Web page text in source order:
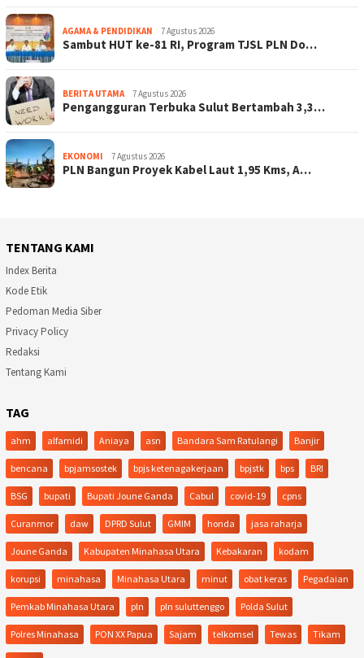
AGAMA & PENDIDIKAN 7 Agustus 2026
Sambut HUT ke-81 RI, Program TJSL PLN Do…
BERITA UTAMA 7 Agustus 2026
Pengangguran Terbuka Sulut Bertambah 3,3…
EKONOMI 7 Agustus 2026
PLN Bangun Proyek Kabel Laut 1,95 Kms, A…
TENTANG KAMI
Index Berita
Kode Etik
Pedoman Media Siber
Privacy Policy
Redaksi
Tentang Kami
TAG
ahm alfamidi Aniaya asn Bandara Sam Ratulangi Banjir
bencana bpjamsostek bpjs ketenagakerjaan bpjstk bps BRI
BSG bupati Bupati Joune Ganda Cabul covid-19 cpns
Curanmor daw DPRD Sulut GMIM honda jasa raharja
Joune Ganda Kabupaten Minahasa Utara Kebakaran kodam
korupsi minahasa Minahasa Utara minut obat keras Pegadaian
Pemkab Minahasa Utara pln pln suluttenggo Polda Sulut
Polres Minahasa PON XX Papua Sajam telkomsel Tewas Tikam